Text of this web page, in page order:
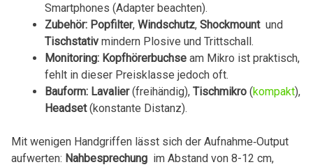
Smartphones (Adapter beachten).
Zubehör: Popfilter, Windschutz, Shockmount​ und
Tischstativmindern Plosive und Trittschall.
Monitoring: Kopfhörerbuchseam Mikro ist praktisch,
fehlt in⁤ dieser Preisklasse jedoch oft.
Bauform: Lavalier(freihändig), Tischmikro(kompakt),
Headset(konstante Distanz).
Mit wenigen Handgriffen lässt sich der Aufnahme‑Output
aufwerten: Nahbesprechung⁣ im Abstand von 8-12 cm,